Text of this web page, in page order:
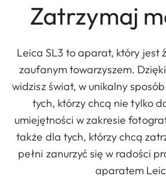
Zatrzymaj
Leica SL3 to aparat, który jest
zaufanym towarzyszem.
widzisz świat, w unikalny
tych, którzy chcą nie tylko
umiejętności w zakresie
także dla tych, którzy chcą
pełni zanurzyć się w radości
aparatem